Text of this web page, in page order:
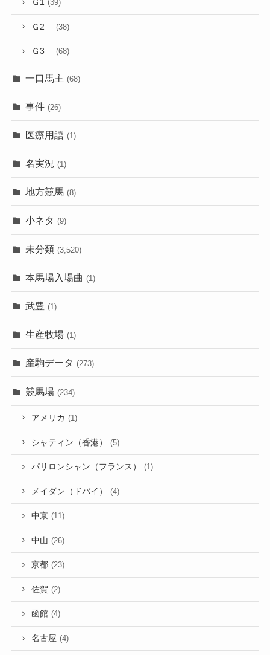
Ｇ1 (39)
Ｇ2 (38)
Ｇ3 (68)
一口馬主 (68)
事件 (26)
医療用語 (1)
名実況 (1)
地方競馬 (8)
小ネタ (9)
未分類 (3,520)
本馬場入場曲 (1)
武豊 (1)
生産牧場 (1)
産駒データ (273)
競馬場 (234)
アメリカ (1)
シャティン（香港） (5)
パリロンシャン（フランス） (1)
メイダン（ドバイ） (4)
中京 (11)
中山 (26)
京都 (23)
佐賀 (2)
函館 (4)
名古屋 (4)